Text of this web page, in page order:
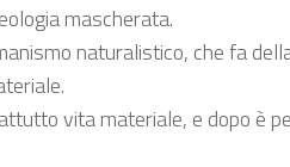
mascherata.
naturalistico, che fa
vita materiale, e dopo è